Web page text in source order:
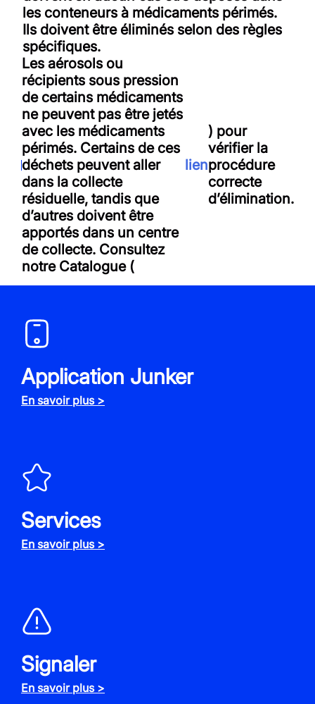
les conteneurs à médicaments périmés.
Ils doivent être éliminés selon des règles
spécifiques.
Les aérosols ou
récipients sous pression
de certains médicaments
ne peuvent pas être jetés
avec les médicaments
périmés. Certains de ces
déchets peuvent aller
dans la collecte
résiduelle, tandis que
d’autres doivent être
apportés dans un centre
de collecte. Consultez
notre Catalogue (
lien
) pour
vérifier la
procédure
correcte
d’élimination.
Application Junker
En savoir plus >
Services
En savoir plus >
Signaler
En savoir plus >